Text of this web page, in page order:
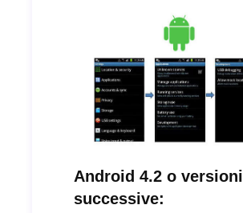
Android 4.2 o versioni
successive: